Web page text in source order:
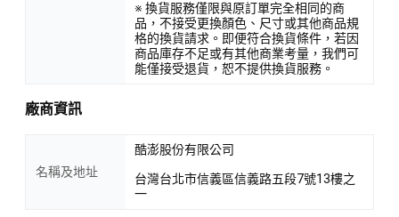
※ 換貨服務僅限與原訂單完全相同的商
品，不接受更換顏色、尺寸或其他商品規
格的換貨請求。即便符合換貨條件，若因
商品庫存不足或有其他商業考量，我們可
能僅接受退貨，恕不提供換貨服務。
廠商資訊
名稱及地址
酷澎股份有限公司
台灣台北市信義區信義路五段7號13樓之
一